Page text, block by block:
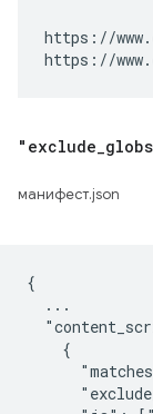
https://
https://
"exclude
манифест.json
{
  ...
    {